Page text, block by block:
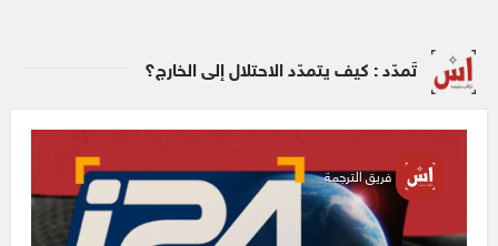
تَمدّد : كيف يتمدّد الاحتلال إلى الخارج؟
فريق الترجمة